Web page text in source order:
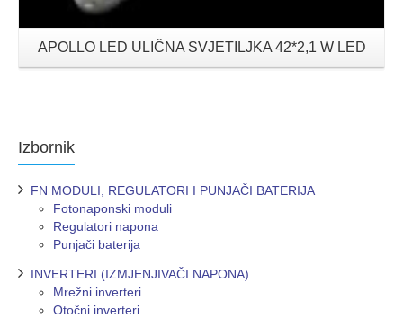
APOLLO LED ULIČNA SVJETILJKA 42*2,1 W LED
Izbornik
FN MODULI, REGULATORI I PUNJAČI BATERIJA
Fotonaponski moduli
Regulatori napona
Punjači baterija
INVERTERI (IZMJENJIVAČI NAPONA)
Mrežni inverteri
Otočni inverteri